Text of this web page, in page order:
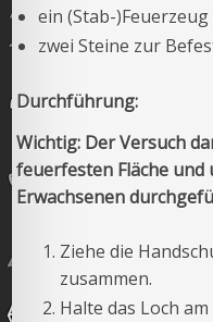
ein (Stab-)Feuerzeug
zwei Steine zur
Durchführung:
Wichtig: Der Versuch
feuerfesten Fläche
Erwachsenen
Ziehe die
zusammen.
Halte das Loch